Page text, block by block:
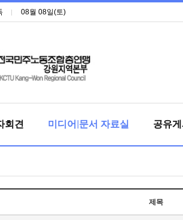
08월 08일(토)
회견 미디어|문서 자료실 공유
제목